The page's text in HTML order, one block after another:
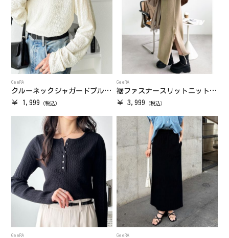
GeeRA
クルーネックジャガードプルオーバー
￥ 1,999
GeeRA
裾ファスナースリットニットワンピース
￥ 3,999
GeeRA GeeRA